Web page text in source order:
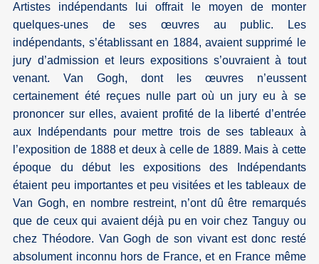
Artistes indépendants lui offrait le moyen de monter
quelques-unes de ses œuvres au public. Les
indépendants, s’établissant en 1884, avaient supprimé le
jury d’admission et leurs expositions s’ouvraient à tout
venant. Van Gogh, dont les œuvres n’eussent
certainement été reçues nulle part où un jury eu à se
prononcer sur elles, avaient profité de la liberté d’entrée
aux Indépendants pour mettre trois de ses tableaux à
l’exposition de 1888 et deux à celle de 1889. Mais à cette
époque du début les expositions des Indépendants
étaient peu importantes et peu visitées et les tableaux de
Van Gogh, en nombre restreint, n’ont dû être remarqués
que de ceux qui avaient déjà pu en voir chez Tanguy ou
chez Théodore. Van Gogh de son vivant est donc resté
absolument inconnu hors de France, et en France même